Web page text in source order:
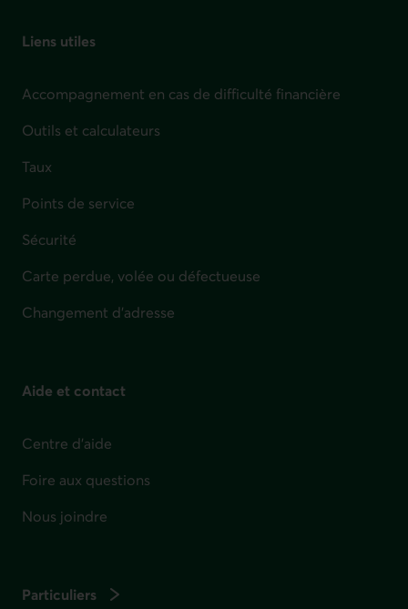
Liens utiles
Accompagnement en cas de difficulté financière
Outils et calculateurs
Taux
Points de service
Sécurité
Carte perdue, volée ou défectueuse
Changement d'adresse
Aide et contact
Centre d'aide
Foire aux questions
Nous joindre
Particuliers